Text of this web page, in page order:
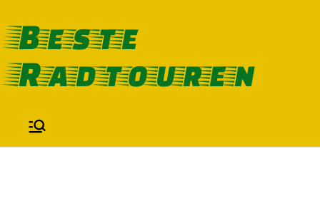
Inhalt
springen
Beste
Radtouren